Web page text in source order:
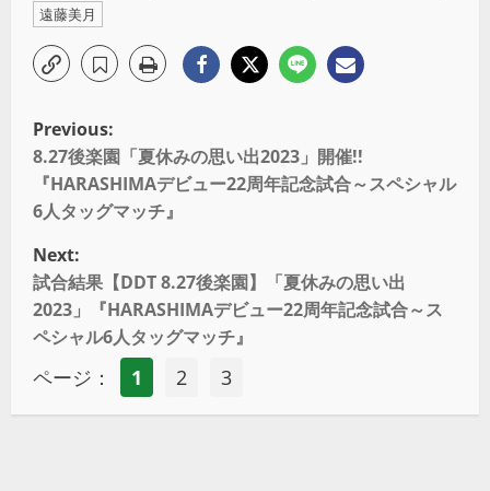
遠藤美月
Previous:
8.27後楽園「夏休みの思い出2023」開催!!
『HARASHIMAデビュー22周年記念試合～スペシャル
6人タッグマッチ』
Next:
試合結果【DDT 8.27後楽園】「夏休みの思い出
2023」『HARASHIMAデビュー22周年記念試合～ス
ペシャル6人タッグマッチ』
ページ： 1 2 3